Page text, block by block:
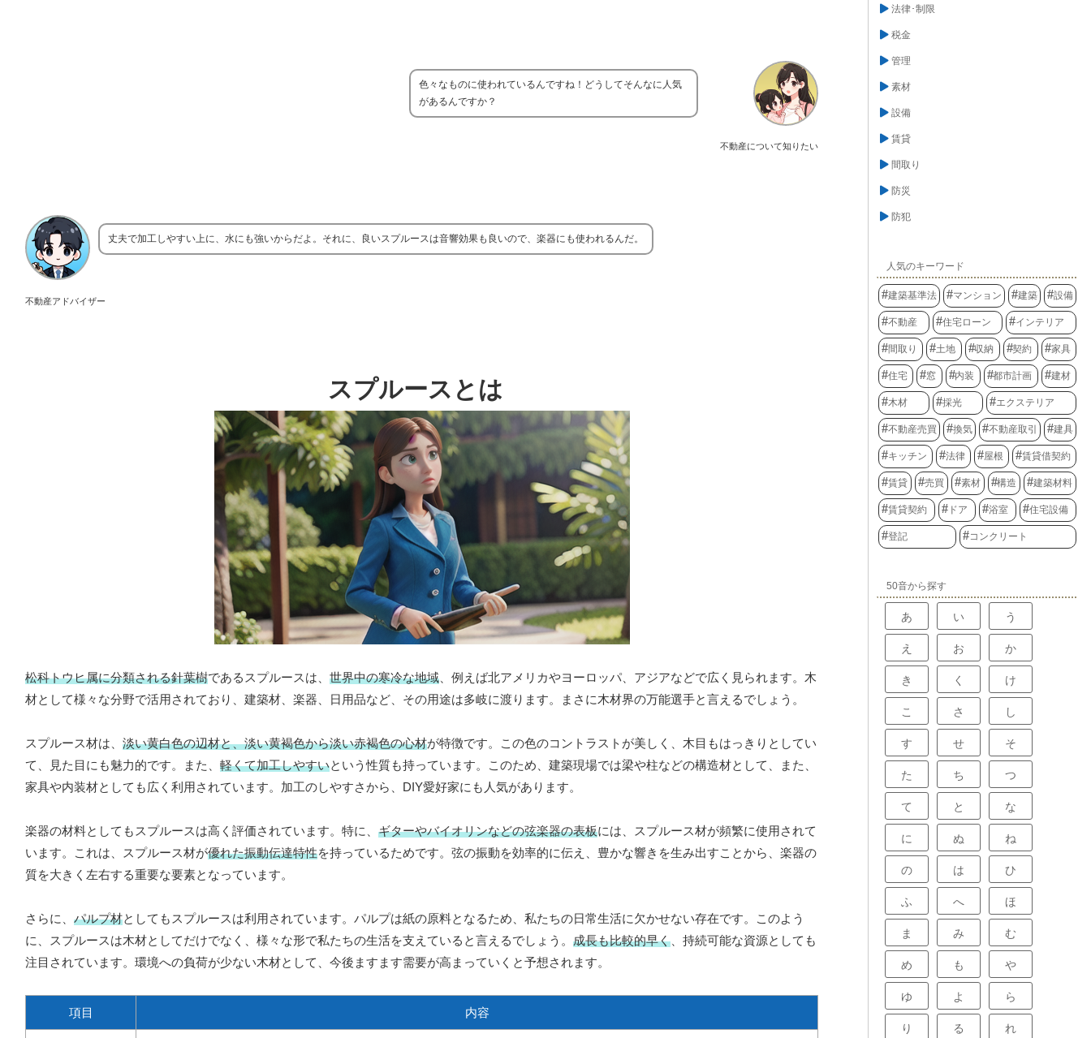
不動産について知りたい
色々なものに使われているんですね！どうしてそんなに人気
があるんですか？
不動産アドバイザー
丈夫で加工しやすい上に、水にも強いからだよ。それに、良いスプルースは音響効果も良いので、楽器にも使われるんだ。
スプルースとは
松科トウヒ属に分類される針葉樹であるスプルースは、 世界中の寒冷な地域 、例えば北アメリカやヨーロッパ、アジアなどで広く見られます。木
材として様々な分野で活用されており、建築材、楽器、日用品など、その用途は多岐に渡ります。まさに木材界の万能選手と言えるでしょう。
スプルース材は、 淡い黄白色の辺材と、淡い黄褐色から淡い赤褐色の心材が特徴です。この色のコントラストが美しく、木目もはっきりとしてい
て、見た目にも魅力的です。また、 軽くて加工しやすいという性質も持っています。このため、建築現場では梁や柱などの構造材として、また、
家具や内装材としても広く利用されています。加工のしやすさから、DIY愛好家にも人気があります。
楽器の材料としてもスプルースは高く評価されています。特に、 ギターやバイオリンなどの弦楽器の表板には、スプルース材が頻繁に使用されて
います。これは、スプルース材が優れた振動伝達特性を持っているためです。弦の振動を効率的に伝え、豊かな響きを生み出すことから、楽器の
質を大きく左右する重要な要素となっています。
さらに、 パルプ材としてもスプルースは利用されています。パルプは紙の原料となるため、私たちの日常生活に欠かせない存在です。このよう
に、スプルースは木材としてだけでなく、様々な形で私たちの生活を支えていると言えるでしょう。 成長も比較的早く 、持続可能な資源としても
注目されています。環境への負荷が少ない木材として、今後ますます需要が高まっていくと予想されます。
項目 内容
法律･制限
税金
管理
素材
設備
賃貸
間取り
防災
防犯
人気のキーワード
建築基準法 マンション 建築 設備
不動産 住宅ローン インテリア
間取り 土地 収納 契約 家具
住宅 窓 内装 都市計画 建材
木材 採光 エクステリア
不動産売買 換気 不動産取引 建具
キッチン 法律 屋根 賃貸借契約
賃貸 売買 素材 構造 建築材料
賃貸契約 ドア 浴室 住宅設備
登記 コンクリート
50音から探す
あ い う
え お か
き く け
こ さ し
す せ そ
た ち つ
て と な
に ぬ ね
の は ひ
ふ へ ほ
ま み む
め も や
ゆ よ ら
り る れ